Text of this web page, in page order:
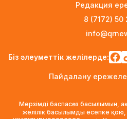
«Қазақтелекомның» екі
кезінде қаза тапты
Трамп АҚШ-та туғандарға
Қыркүйектен бастап
Редакция
8 (7172) 50
Біз әлеуметтік желілерде:
Пайдалану
Мерзімді баспасөз басылымын,
желілік басылымды есепке